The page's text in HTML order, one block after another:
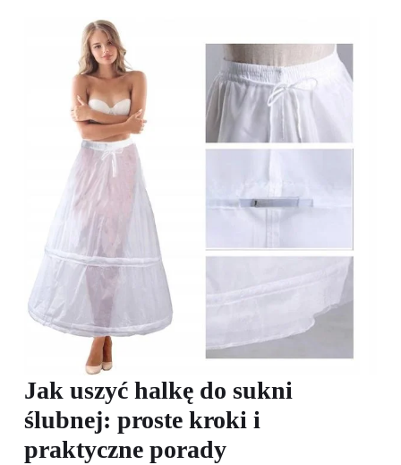
Jak uszyć halkę do sukni
ślubnej: proste kroki i
praktyczne porady